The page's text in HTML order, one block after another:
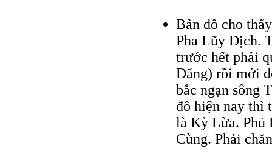
Bản đồ cho
Pha Lũy Dịch.
trước hết phải
Ðăng) rồi mới
bắc ngạn sông
đồ hiện nay thì
là Kỳ Lừa. Phủ
Cùng. Phải